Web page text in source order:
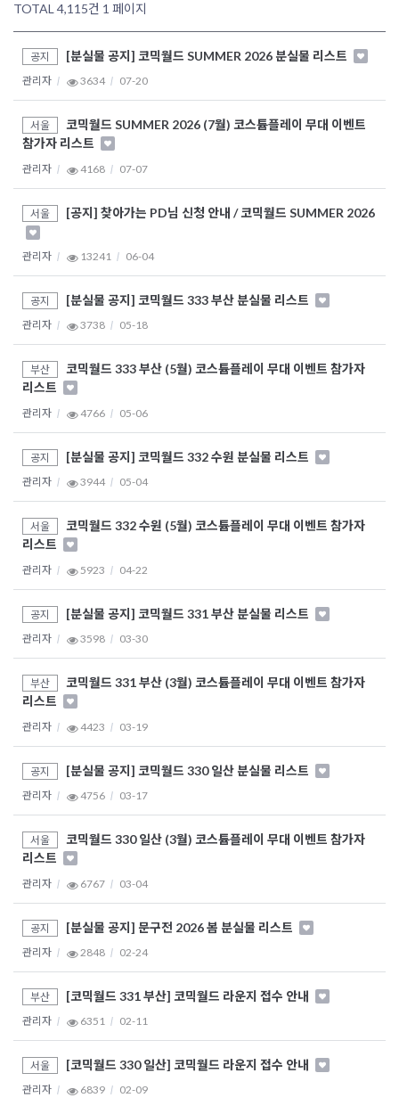
TOTAL 4,115건 1 페이지
공지 [분실물 공지] 코믹월드 SUMMER 2026 분실물 리스트
관리자 3634 07-20
서울
코믹월드 SUMMER 2026 (7월) 코스튬플레이 무대 이벤트
참가자 리스트
관리자 4168 07-07
서울 [공지] 찾아가는 PD님 신청 안내 / 코믹월드 SUMMER 2026
관리자 13241 06-04
공지 [분실물 공지] 코믹월드 333 부산 분실물 리스트
관리자 3738 05-18
부산
코믹월드 333 부산 (5월) 코스튬플레이 무대 이벤트 참가자
리스트
관리자 4766 05-06
공지 [분실물 공지] 코믹월드 332 수원 분실물 리스트
관리자 3944 05-04
서울
코믹월드 332 수원 (5월) 코스튬플레이 무대 이벤트 참가자
리스트
관리자 5923 04-22
공지 [분실물 공지] 코믹월드 331 부산 분실물 리스트
관리자 3598 03-30
부산
코믹월드 331 부산 (3월) 코스튬플레이 무대 이벤트 참가자
리스트
관리자 4423 03-19
공지 [분실물 공지] 코믹월드 330 일산 분실물 리스트
관리자 4756 03-17
서울
코믹월드 330 일산 (3월) 코스튬플레이 무대 이벤트 참가자
리스트
관리자 6767 03-04
공지 [분실물 공지] 문구전 2026 봄 분실물 리스트
관리자 2848 02-24
부산 [코믹월드 331 부산] 코믹월드 라운지 접수 안내
관리자 6351 02-11
서울 [코믹월드 330 일산] 코믹월드 라운지 접수 안내
관리자 6839 02-09